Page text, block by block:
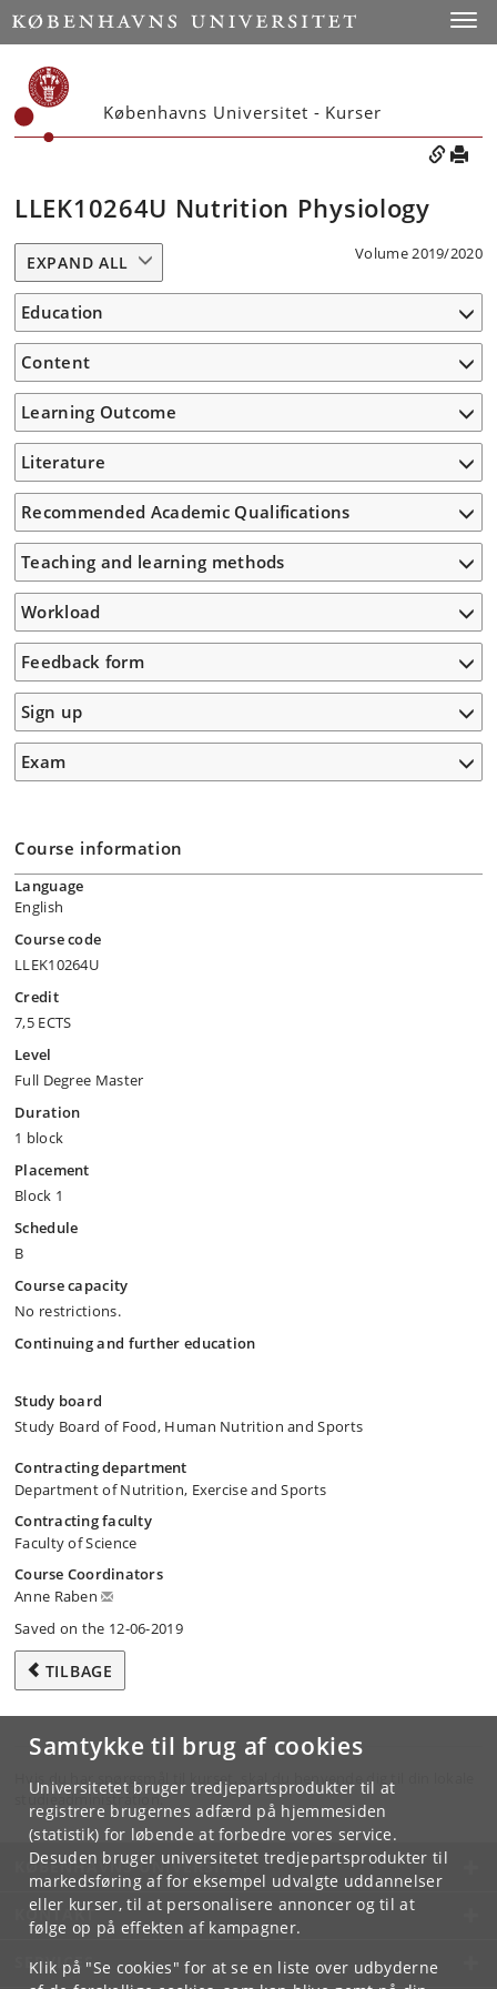
Samtykke til brug af cookies
Universitetet bruger tredjepartsprodukter til at
registrere brugernes adfærd på hjemmesiden
(statistik) for løbende at forbedre vores service.
Desuden bruger universitetet tredjepartsprodukter til
markedsføring af for eksempel udvalgte uddannelser
eller kurser, til at personalisere annoncer og til at
følge op på effekten af kampagner.
Klik på "Se cookies" for at se en liste over udbyderne
Københavns Universitet - Kurser
LLEK10264U Nutrition Physiology
Volume 2019/2020
EXPAND ALL
Education
Content
Learning Outcome
Literature
Recommended Academic Qualifications
Teaching and learning methods
Workload
Feedback form
Sign up
Exam
Course information
Language
English
Course code
LLEK10264U
Credit
7,5 ECTS
Level
Full Degree Master
Duration
1 block
Placement
Block 1
Schedule
B
Course capacity
No restrictions.
Continuing and further education
Study board
Study Board of Food, Human Nutrition and Sports
Contracting department
Department of Nutrition, Exercise and Sports
Contracting faculty
Faculty of Science
Course Coordinators
Anne Raben
Saved on the 12-06-2019
TILBAGE
Hvis du har spørgsmål til kurset, skal du henvende dig til din lokale
studieadministration.
KØBENHAVNS UNIVERSITET
KONTAKT
SERVICES